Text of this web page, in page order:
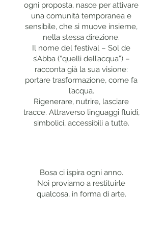
ogni proposta, nasce per attivare
una comunità temporanea e
sensibile, che si muove insieme,
nella stessa direzione.
Il nome del festival – Sol de
s’Abba (“quelli dell’acqua”) –
racconta già la sua visione:
portare trasformazione, come fa
l’acqua.
Rigenerare, nutrire, lasciare
tracce. Attraverso linguaggi fluidi,
simbolici, accessibili a tuttə.
Bosa ci ispira ogni anno.
Noi proviamo a restituirle
qualcosa, in forma di arte.